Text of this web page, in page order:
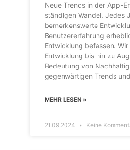
Neue Trends in der App-
ständigen Wandel. Jedes
bemerkenswerte
Benutzererfahrung
Entwicklung befassen.
Entwicklung bis hin zu
Bedeutung von
gegenwärtigen Trends
MEHR LESEN »
21.09.2024 Keine